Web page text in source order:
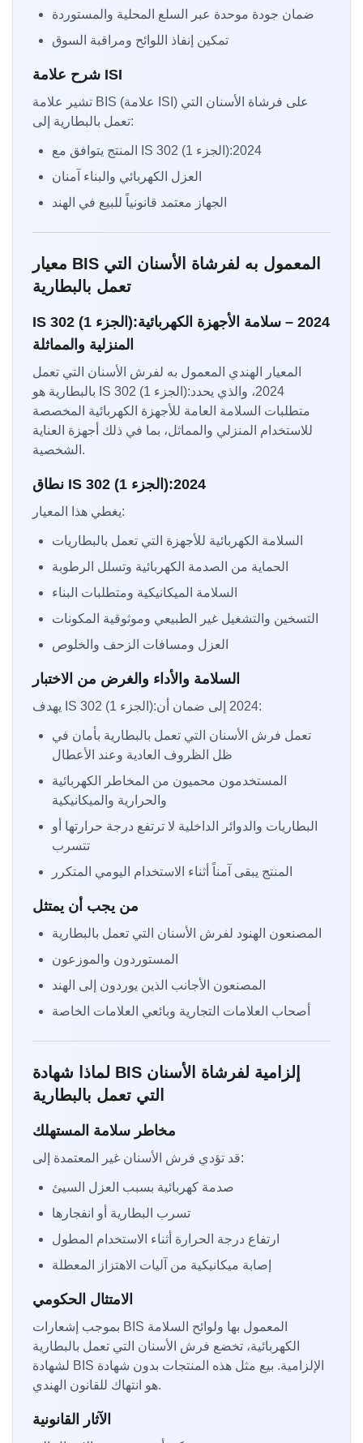
ضمان جودة موحدة عبر السلع المحلية والمستوردة
تمكين إنفاذ اللوائح ومراقبة السوق
شرح علامة ISI
تشير علامة BIS (علامة ISI) على فرشاة الأسنان التي
تعمل بالبطارية إلى:
المنتج يتوافق مع IS 302 (الجزء 1):2024
العزل الكهربائي والبناء آمنان
الجهاز معتمد قانونياً للبيع في الهند
معيار BIS المعمول به لفرشاة الأسنان التي
تعمل بالبطارية
IS 302 (الجزء 1):2024 – سلامة الأجهزة الكهربائية
المنزلية والمماثلة
المعيار الهندي المعمول به لفرش الأسنان التي تعمل
بالبطارية هو IS 302 (الجزء 1):2024، والذي يحدد
متطلبات السلامة العامة للأجهزة الكهربائية المخصصة
للاستخدام المنزلي والمماثل، بما في ذلك أجهزة العناية
الشخصية.
نطاق IS 302 (الجزء 1):2024
يغطي هذا المعيار:
السلامة الكهربائية للأجهزة التي تعمل بالبطاريات
الحماية من الصدمة الكهربائية وتسلل الرطوبة
السلامة الميكانيكية ومتطلبات البناء
التسخين والتشغيل غير الطبيعي وموثوقية المكونات
العزل ومسافات الزحف والخلوص
السلامة والأداء والغرض من الاختبار
يهدف IS 302 (الجزء 1):2024 إلى ضمان أن:
تعمل فرش الأسنان التي تعمل بالبطارية بأمان في
ظل الظروف العادية وعند الأعطال
المستخدمون محميون من المخاطر الكهربائية
والحرارية والميكانيكية
البطاريات والدوائر الداخلية لا ترتفع درجة حرارتها أو
تتسرب
المنتج يبقى آمناً أثناء الاستخدام اليومي المتكرر
من يجب أن يمتثل
المصنعون الهنود لفرش الأسنان التي تعمل بالبطارية
المستوردون والموزعون
المصنعون الأجانب الذين يوردون إلى الهند
أصحاب العلامات التجارية وبائعي العلامات الخاصة
لماذا شهادة BIS إلزامية لفرشاة الأسنان
التي تعمل بالبطارية
مخاطر سلامة المستهلك
قد تؤدي فرش الأسنان غير المعتمدة إلى:
صدمة كهربائية بسبب العزل السيئ
تسرب البطارية أو انفجارها
ارتفاع درجة الحرارة أثناء الاستخدام المطول
إصابة ميكانيكية من آليات الاهتزاز المعطلة
الامتثال الحكومي
بموجب إشعارات BIS المعمول بها ولوائح السلامة
الكهربائية، تخضع فرش الأسنان التي تعمل بالبطارية
لشهادة BIS الإلزامية. بيع مثل هذه المنتجات بدون شهادة
هو انتهاك للقانون الهندي.
الآثار القانونية